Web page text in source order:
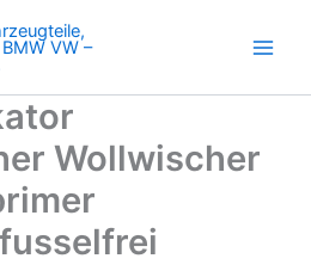
Wollwischer